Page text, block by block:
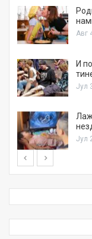
Авг
И
Јул
Јул